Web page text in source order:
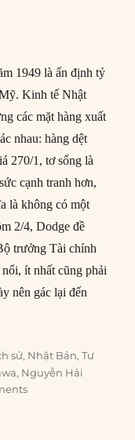
1949 là ấn định tỷ
Kinh tế Nhật
các mặt hàng xuất
nhau: hàng dệt
270/1, tơ sống là
cạnh tranh hơn,
là không có một
2/4, Dodge đề
trưởng Tài chính
ít nhất cũng phải
nên gác lại đến
Nhật đề nghị ký
sử, Nhật Bản,Tư
, Nguyễn Hải